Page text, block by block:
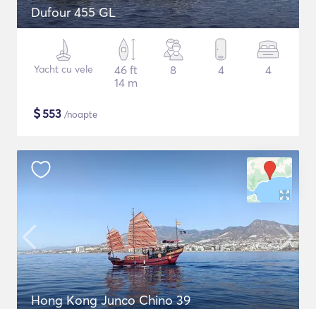
Dufour 455 GL
Yacht cu vele
46 ft
14 m
8 4 4
$553 /noapte
Hong Kong Junco Chino 39